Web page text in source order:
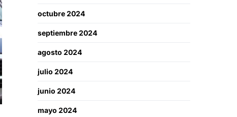
octubre 2024
septiembre 2024
agosto 2024
julio 2024
junio 2024
mayo 2024